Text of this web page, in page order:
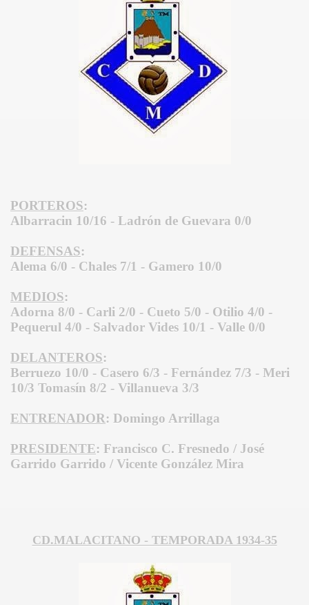
PORTEROS:
Albarracin 10/16 - Ladrón de Guevara 0/0
DEFENSAS:
Alema 6/0 - Chales 7/1 - Gamero 10/0
MEDIOS:
Adorna 8/0 - Carli 2/0 - Cueto 5/0 - Otilio 4/0 -
Pequerul 4/0 - Salvador Vides 10/1 - Valle 0/0
DELANTEROS:
Berruezo 10/0 - Casero 6/3 - Fernández 7/3 - Meri
10/3 Tomasín 8/2 - Villanueva 3/3
ENTRENADOR: Domingo Arrillaga
PRESIDENTE: Francisco C. Fresnedo / José
Garrido Garrido / Vicente González Mira
CD.MALACITANO - TEMPORADA 1934-35